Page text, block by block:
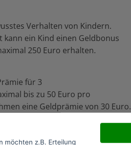
Verhalten von Kindern.
ein Kind einen Geldbonus
250 Euro erhalten.
für 3
bis zu 50 Euro pro
eine Geldprämie von 30 Euro.
Euro pro Kalenderjahr.
möchten z.B. Erteilung